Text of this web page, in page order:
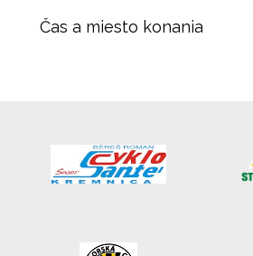
Čas a miesto konania